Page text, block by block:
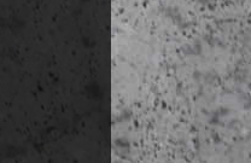
Az
jogalapja.
Az adatok
levélben a